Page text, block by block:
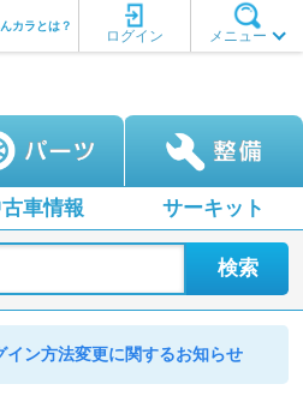
メニュー
ログイン
カラとは？
車情報 サーキット
イン方法変更に関するお知らせ